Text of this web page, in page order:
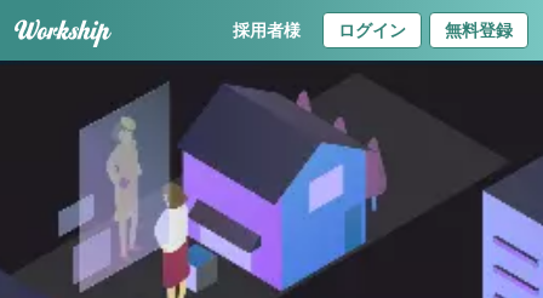
採用者様 ログイン 無料登録